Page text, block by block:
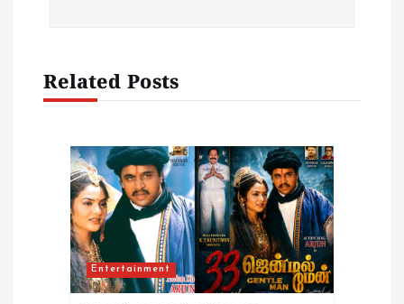
Related Posts
Entertainment